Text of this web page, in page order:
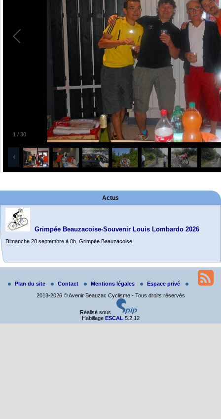
1 / 30
Actus
Grimpée Beauzacoise-Souvenir Louis Lombardo 2026
Dimanche 20 septembre à 8h. Grimpée Beauzacoise
Randonnée itinérante dans l’Aveyron.
Plan du site Contact Mentions légales
Espace privé
2013-2026 © Avenir Beauzac Cyclisme - Tous droits réservés
Réalisé sous
Habillage ESCAL 5.2.12